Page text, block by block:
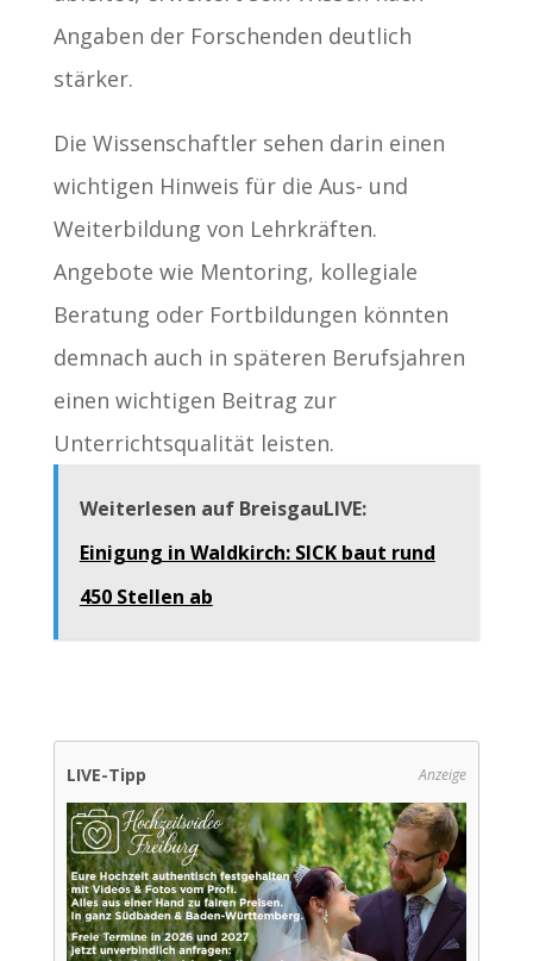
Angaben der Forschenden deutlich
stärker.
Die Wissenschaftler sehen darin einen
wichtigen Hinweis für die Aus- und
Weiterbildung von Lehrkräften.
Angebote wie Mentoring, kollegiale
Beratung oder Fortbildungen könnten
demnach auch in späteren Berufsjahren
einen wichtigen Beitrag zur
Unterrichtsqualität leisten.
Weiterlesen auf BreisgauLIVE:
Einigung in Waldkirch: SICK baut rund
450 Stellen ab
LIVE-Tipp Anzeige